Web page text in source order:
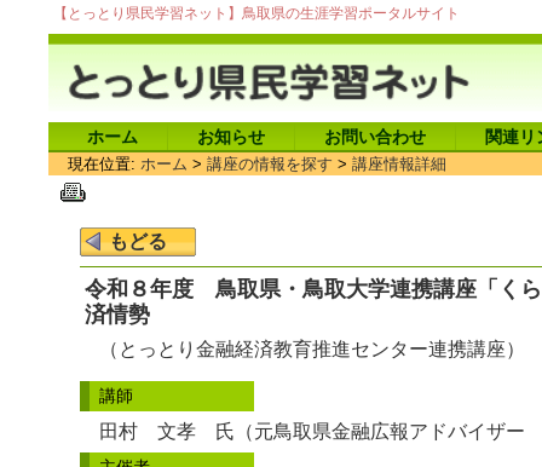
【とっとり県民学習ネット】鳥取県の生涯学習ポータルサイト
ホーム お知らせ お問い合わせ 関連リ
現在位置: ホーム > 講座の情報を探す > 講座情報詳細
令和８年度 鳥取県・鳥取大学連携講座「く
済情勢
（とっとり金融経済教育推進センター連携講座）
講師
田村 文孝 氏（元鳥取県金融広報アドバイザ